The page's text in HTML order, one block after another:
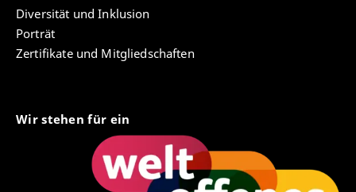
Diversität und Inklusion
Porträt
Zertifikate und Mitgliedschaften
Wir stehen für ein